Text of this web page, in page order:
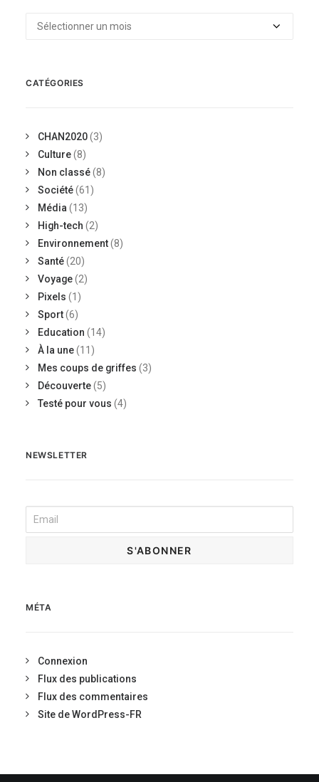
Archives
CATÉGORIES
CHAN2020(3)
Culture(8)
Non classé(8)
Société(61)
Média (13)
High-tech (2)
Environnement(8)
Santé(20)
Voyage(2)
Pixels (1)
Sport(6)
Education (14)
À la une(11)
Mes coups de griffes (3)
Découverte(5)
Testé pour vous (4)
NEWSLETTER
MÉTA
Connexion
Flux des publications
Flux des commentaires
Site de WordPress-FR